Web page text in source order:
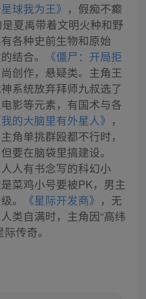
球我为王》 ，假痴不癫
夏禹带着文明火种和野
各种史前生物和原始
结合。
《僵尸：开局拒
创作，悬疑类。主角王
系统放弃拜师九叔选了
影等元素，有国术与各
我的大脑里有外星人》 ，
角单挑群殴都不行时，
要在脑袋里搞建设。
人人有书念写的科幻小
菜鸡小号要被PK，男主
。
《星际开发商》 ，无
类自满时，主角因“高纬
传奇。